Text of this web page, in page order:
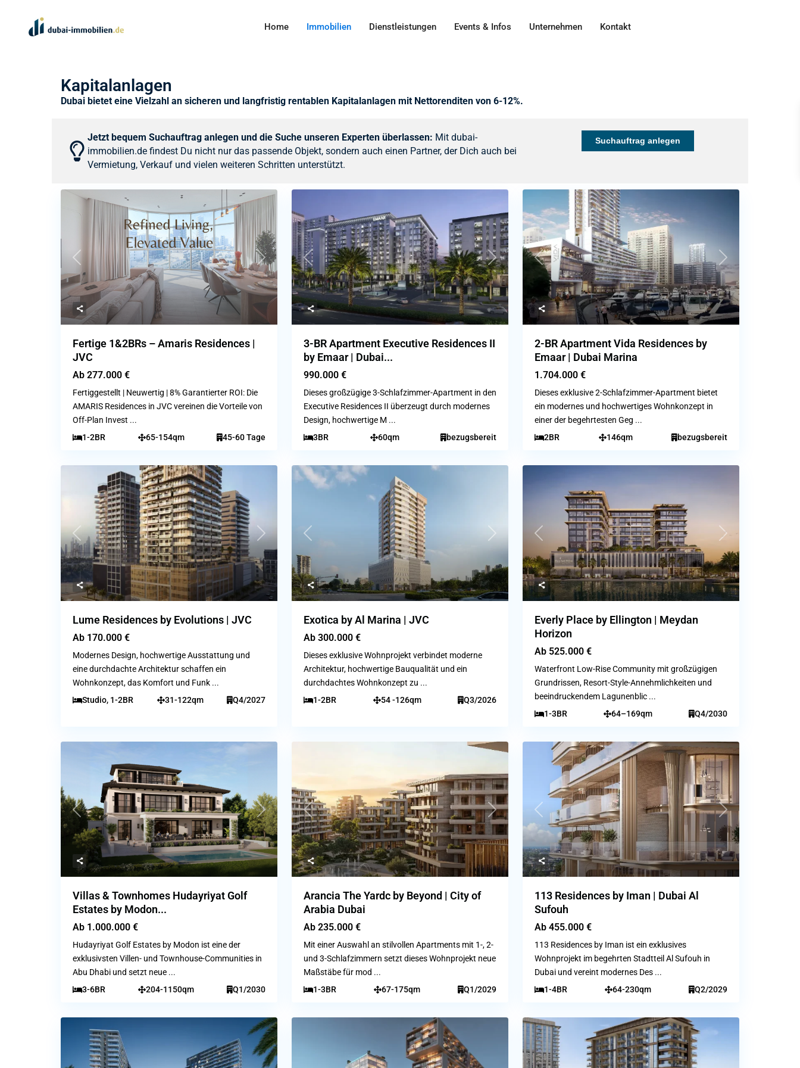
Home Immobilien Dienstleistungen Events & Infos Unternehmen Kontakt
Kapitalanlagen
Dubai bietet eine Vielzahl an sicheren und langfristig rentablen Kapitalanlagen mit Nettorenditen von 6-12%.
Jetzt bequem Suchauftrag anlegen und die Suche unseren Experten überlassen: Mit dubai-
immobilien.de findest Du nicht nur das passende Objekt, sondern auch einen Partner, der Dich auch bei
Vermietung, Verkauf und vielen weiteren Schritten unterstützt.
Suchauftrag anlegen
Previous Next
Fertige 1&2BRs – Amaris Residences |
JVC
Ab 277.000 €
Fertiggestellt | Neuwertig | 8% Garantierter ROI: Die
AMARIS Residences in JVC vereinen die Vorteile von
Off-Plan Invest ...
1-2BR
65-154qm 45-60 Tage
Previous Next
3-BR Apartment Executive Residences II
by Emaar | Dubai...
990.000 €
Dieses großzügige 3-Schlafzimmer-Apartment in den
Executive Residences II überzeugt durch modernes
Design, hochwertige M ...
3BR
60qm bezugsbereit
Previous Next
2-BR Apartment Vida Residences by
Emaar | Dubai Marina
1.704.000 €
Dieses exklusive 2-Schlafzimmer-Apartment bietet
ein modernes und hochwertiges Wohnkonzept in
einer der begehrtesten Geg ...
2BR
146qm bezugsbereit
Previous Next
Lume Residences by Evolutions | JVC
Ab 170.000 €
Modernes Design, hochwertige Ausstattung und
eine durchdachte Architektur schaffen ein
Wohnkonzept, das Komfort und Funk ...
Studio, 1-2BR
31-122qm Q4/2027
Previous Next
Exotica by Al Marina | JVC
Ab 300.000 €
Dieses exklusive Wohnprojekt verbindet moderne
Architektur, hochwertige Bauqualität und ein
durchdachtes Wohnkonzept zu ...
1-2BR
54 -126qm Q3/2026
Previous Next
Everly Place by Ellington | Meydan
Horizon
Ab 525.000 €
Waterfront Low-Rise Community mit großzügigen
Grundrissen, Resort-Style-Annehmlichkeiten und
beeindruckendem Lagunenblic ...
1-3BR
64–169qm Q4/2030
Previous Next
Villas & Townhomes Hudayriyat Golf
Estates by Modon...
Ab 1.000.000 €
Hudayriyat Golf Estates by Modon ist eine der
exklusivsten Villen- und Townhouse-Communities in
Abu Dhabi und setzt neue ...
3-6BR
204-1150qm Q1/2030
Previous Next
Arancia The Yardc by Beyond | City of
Arabia Dubai
Ab 235.000 €
Mit einer Auswahl an stilvollen Apartments mit 1-, 2-
und 3-Schlafzimmern setzt dieses Wohnprojekt neue
Maßstäbe für mod ...
1-3BR
67-175qm Q1/2029
Previous Next
113 Residences by Iman | Dubai Al
Sufouh
Ab 455.000 €
113 Residences by Iman ist ein exklusives
Wohnprojekt im begehrten Stadtteil Al Sufouh in
Dubai und vereint modernes Des ...
1-4BR
64-230qm Q2/2029